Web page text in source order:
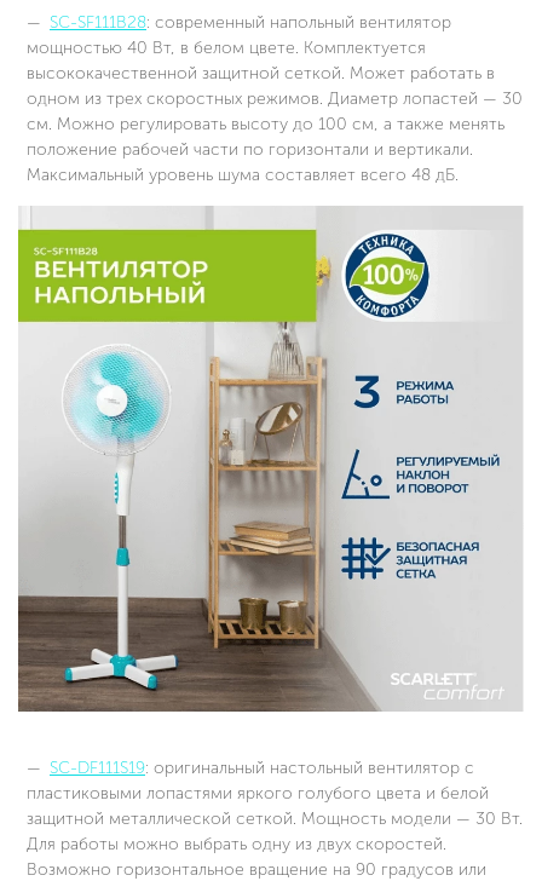
SC-SF111B28: современный напольный вентилятор
мощностью 40 Вт, в белом цвете. Комплектуется
высококачественной защитной сеткой. Может работать в
одном из трех скоростных режимов. Диаметр лопастей — 30
см. Можно регулировать высоту до 100 см, а также менять
положение рабочей части по горизонтали и вертикали.
Максимальный уровень шума составляет всего 48 дБ.
SC-DF111S19: оригинальный настольный вентилятор с
пластиковыми лопастями яркого голубого цвета и белой
защитной металлической сеткой. Мощность модели — 30 Вт.
Для работы можно выбрать одну из двух скоростей.
Возможно горизонтальное вращение на 90 градусов или